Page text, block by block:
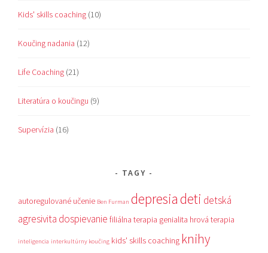
Kids' skills coaching (10)
Koučing nadania (12)
Life Coaching (21)
Literatúra o koučingu (9)
Supervízia (16)
TAGY
autoregulované učenie Ben Furman depresiadeti detská
agresivita dospievanie filiálna terapia genialita hrová terapia
inteligencia interkultúrny koučing kids' skills coaching knihy